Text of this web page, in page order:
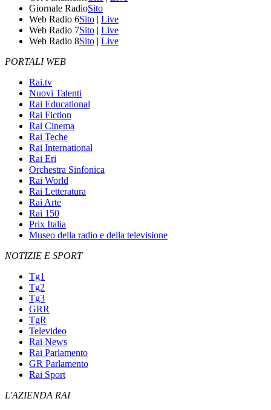
Giornale RadioSito
Web Radio 6Sito | Live
Web Radio 7Sito | Live
Web Radio 8Sito | Live
PORTALI WEB
Rai.tv
Nuovi Talenti
Rai Educational
Rai Fiction
Rai Cinema
Rai Teche
Rai International
Rai Eri
Orchestra Sinfonica
Rai World
Rai Letteratura
Rai Arte
Rai 150
Prix Italia
Museo della radio e della televisione
NOTIZIE E SPORT
Tg1
Tg2
Tg3
GRR
TgR
Televideo
Rai News
Rai Parlamento
GR Parlamento
Rai Sport
L'AZIENDA RAI